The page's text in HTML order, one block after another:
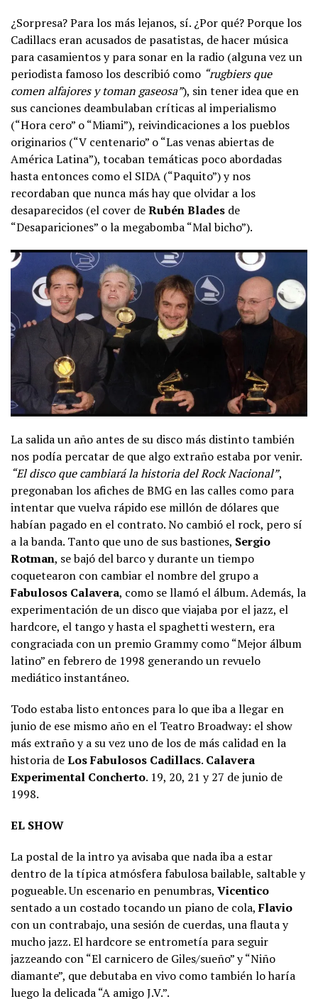
¿Sorpresa? Para los más lejanos, sí. ¿Por qué? Porque los
Cadillacs eran acusados de pasatistas, de hacer música
para casamientos y para sonar en la radio (alguna vez un
periodista famoso los describió como “rugbiers que
comen alfajores y toman gaseosa”), sin tener idea que en
sus canciones deambulaban críticas al imperialismo
(“Hora cero” o “Miami”), reivindicaciones a los pueblos
originarios (“V centenario” o “Las venas abiertas de
América Latina”), tocaban temáticas poco abordadas
hasta entonces como el SIDA (“Paquito”) y nos
recordaban que nunca más hay que olvidar a los
desaparecidos (el cover deRubén Blades de
“Desapariciones” o la megabomba “Mal bicho”).
La salida un año antes de su disco más distinto también
nos podía percatar de que algo extraño estaba por venir.
“El disco que cambiará la historia del Rock Nacional”,
pregonaban los afiches de BMG en las calles como para
intentar que vuelva rápido ese millón de dólares que
habían pagado en el contrato. No cambió el rock, pero sí
a la banda. Tanto que uno de sus bastiones, Sergio
Rotman, se bajó del barco y durante un tiempo
coquetearon con cambiar el nombre del grupo a
Fabulosos Calavera, como se llamó el álbum. Además, la
experimentación de un disco que viajaba por el jazz, el
hardcore, el tango y hasta el spaghetti western, era
congraciada con un premio Grammy como “Mejor álbum
latino” en febrero de 1998 generando un revuelo
mediático instantáneo.
Todo estaba listo entonces para lo que iba a llegar en
junio de ese mismo año en el Teatro Broadway: el show
más extraño y a su vez uno de los de más calidad en la
historia deLos Fabulosos Cadillacs. Calavera
Experimental Concherto. 19, 20, 21 y 27 de junio de
1998.
EL SHOW
La postal de la intro ya avisaba que nada iba a estar
dentro de la típica atmósfera fabulosa bailable, saltable y
pogueable. Un escenario en penumbras, Vicentico
sentado a un costado tocando un piano de cola,Flavio
con un contrabajo, una sesión de cuerdas, una flauta y
mucho jazz. El hardcore se entrometía para seguir
jazzeando con “El carnicero de Giles/sueño” y “Niño
diamante”, que debutaba en vivo como también lo haría
luego la delicada “A amigo J.V.”.